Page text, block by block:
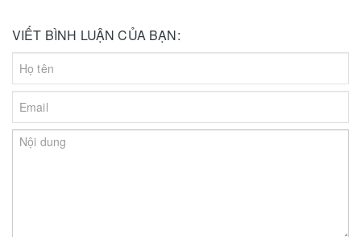
VIẾT BÌNH LUẬN CỦA BẠN: